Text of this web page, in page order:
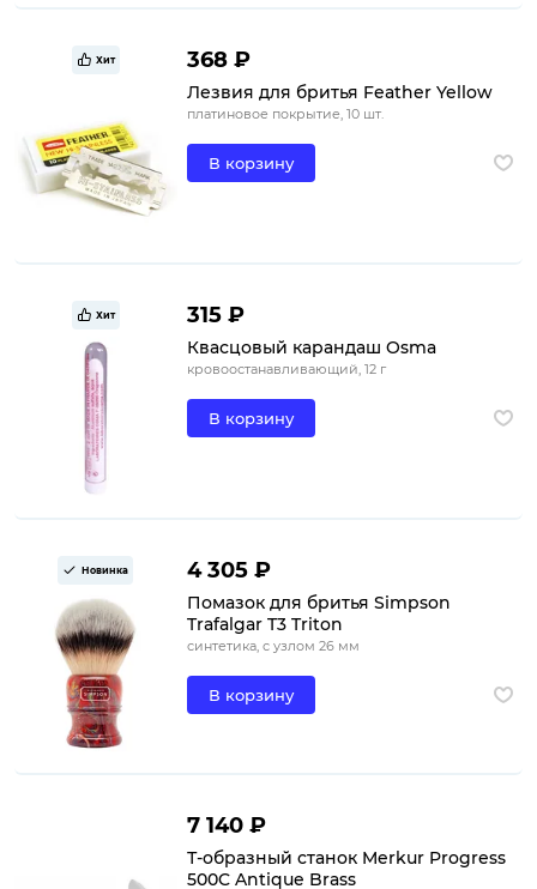
Хит 368 ₽
Лезвия для бритья Feather Yellow
платиновое покрытие, 10 шт.
В корзину
Хит 315 ₽
Квасцовый карандаш Osma
кровоостанавливающий, 12 г
В корзину
Новинка 4 305 ₽
Помазок для бритья Simpson
Trafalgar T3 Triton
синтетика, с узлом 26 мм
В корзину
7 140 ₽
Т-образный станок Merkur Progress
500C Antique Brass